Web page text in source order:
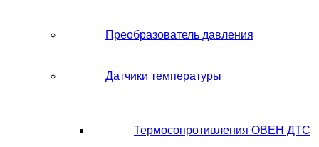
Преобразователь давления
Датчики температуры
Термосопротивления ОВЕН ДТС